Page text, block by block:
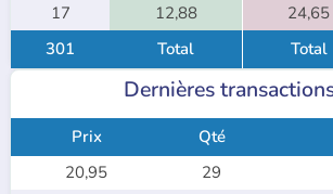
17
12,88
301
Total
24,65
Total
Dernières
Prix Qté
20,95
29